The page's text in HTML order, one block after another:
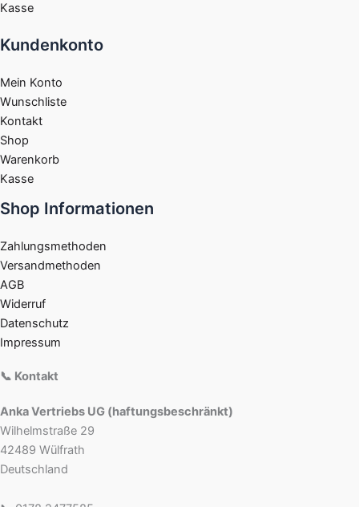
Kasse
Kundenkonto
Mein Konto
Wunschliste
Kontakt
Shop
Warenkorb
Kasse
Shop Informationen
Zahlungsmethoden
Versandmethoden
AGB
Widerruf
Datenschutz
Impressum
📞 Kontakt
Anka Vertriebs UG (haftungsbeschränkt)
Wilhelmstraße 29
42489 Wülfrath
Deutschland